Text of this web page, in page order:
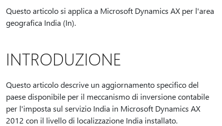
Questo articolo si applica a Microsoft Dynamics AX per l'area
geografica India (In).
INTRODUZIONE
Questo articolo descrive un aggiornamento specifico del
paese disponibile per il meccanismo di inversione contabile
per l'imposta sul servizio India in Microsoft Dynamics AX
2012 con il livello di localizzazione India installato.